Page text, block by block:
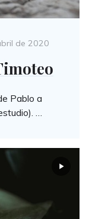
de 2020
Pablo a
…